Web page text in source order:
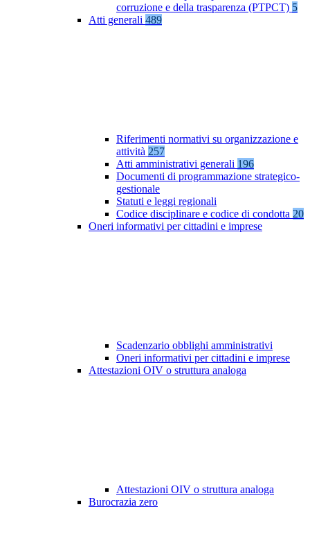
corruzione e della trasparenza (PTPCT) 5
Atti generali 489
Riferimenti normativi su organizzazione e
attività 257
Atti amministrativi generali 196
Documenti di programmazione strategico-
gestionale
Statuti e leggi regionali
Codice disciplinare e codice di condotta 20
Oneri informativi per cittadini e imprese
Scadenzario obblighi amministrativi
Oneri informativi per cittadini e imprese
Attestazioni OIV o struttura analoga
Attestazioni OIV o struttura analoga
Burocrazia zero